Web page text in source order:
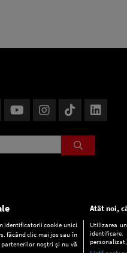
identificatorii cookie unici
făcând clic mai jos sau în
noștri și nu vă
Atât noi,
Utilizarea